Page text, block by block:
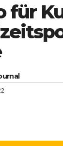
für